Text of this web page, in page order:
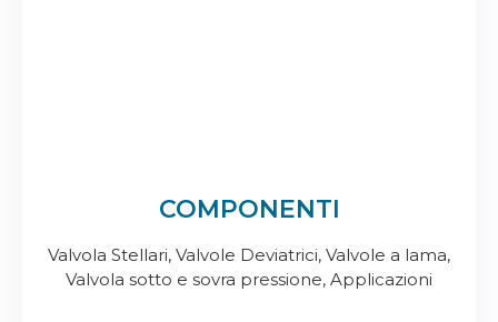
COMPONENTI
Valvola Stellari, Valvole Deviatrici, Valvole a lama,
Valvola sotto e sovra pressione, Applicazioni